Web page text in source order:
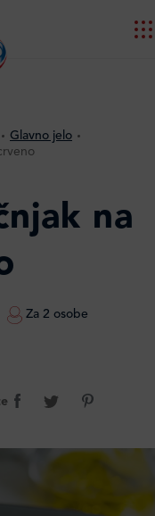
Glavno jelo
na
Za 2 osobe